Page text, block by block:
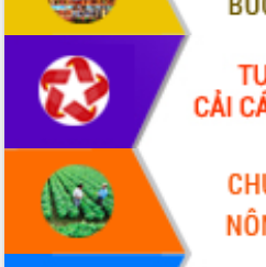
Đắk Lắk rà soát, điều chỉnh Đề án 190
về phát triển nuôi trồng thủy sản
Phó Chủ tịch UBND tỉnh Đắk Lắk
Trương Công Thái kiểm tra thực địa
Dự án cao tốc Khánh Hòa - Buôn Ma
Định vị cà phê Việt Nam như một “di
sản sống” trong dòng chảy toàn cầu
Xây dựng nông thôn mới: Nâng cao đời
sống người dân từ những mô hình thiết
thực